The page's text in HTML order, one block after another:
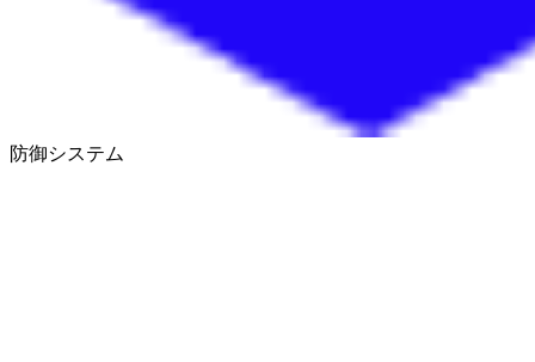
防御システム